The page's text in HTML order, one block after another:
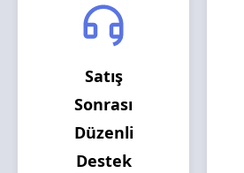
Satış
Sonrası
Düzenli
Destek